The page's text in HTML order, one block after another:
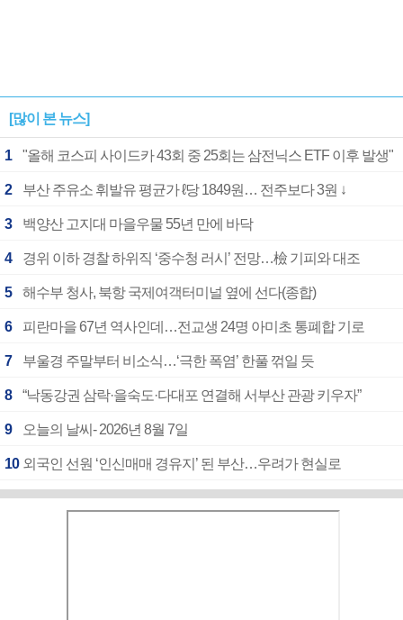
[많이 본 뉴스]
1 "올해 코스피 사이드카 43회 중 25회는 삼전닉스 ETF 이후 발생"
2 부산 주유소 휘발유 평균가 ℓ당 1849원… 전주보다 3원 ↓
3 백양산 고지대 마을우물 55년 만에 바닥
4 경위 이하 경찰 하위직 ‘중수청 러시’ 전망…檢 기피와 대조
5 해수부 청사, 북항 국제여객터미널 옆에 선다(종합)
6 피란마을 67년 역사인데…전교생 24명 아미초 통폐합 기로
7 부울경 주말부터 비소식…‘극한 폭염’ 한풀 꺾일 듯
8 “낙동강권 삼락·을숙도·다대포 연결해 서부산 관광 키우자”
9 오늘의 날씨- 2026년 8월 7일
10 외국인 선원 ‘인신매매 경유지’ 된 부산…우려가 현실로